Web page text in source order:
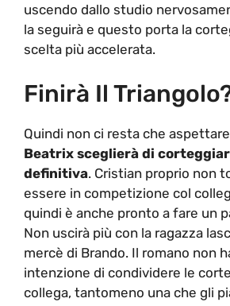
uscendo dallo studio
la seguirà e questo porta la
scelta più accelerata.
Finirà Il
Quindi non ci resta che
Beatrix sceglierà di
definitiva. Cristian proprio non
essere in competizione col
quindi è anche pronto a fare un
Non uscirà più con la ragazza
mercè di Brando. Il romano non
intenzione di condividere le
collega, tantomeno una che gli